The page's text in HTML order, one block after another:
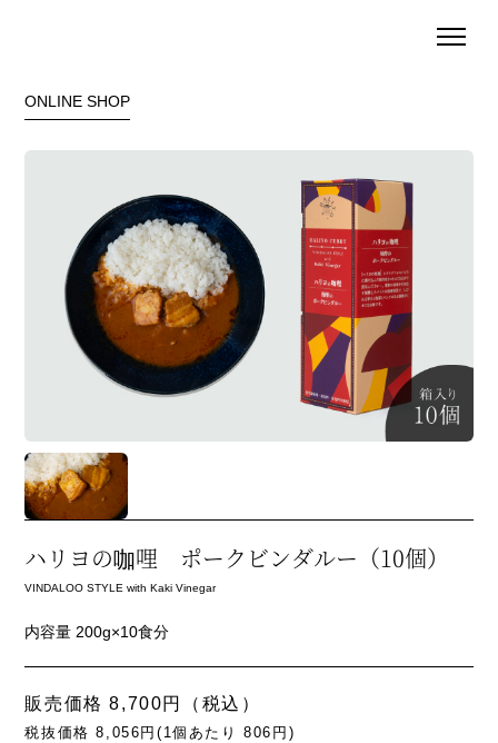
ONLINE SHOP
ハリヨの咖哩 ポークビンダルー（10個）
VINDALOO STYLE with Kaki Vinegar
内容量 200g×10食分
販売価格 8,700円（税込）
税抜価格 8,056円(1個あたり 806円)